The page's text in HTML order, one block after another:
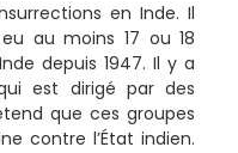
en Inde. Il
au moins 17 ou 18
depuis 1947. Il y a
est dirigé par des
que ces groupes
contre l’État indien.